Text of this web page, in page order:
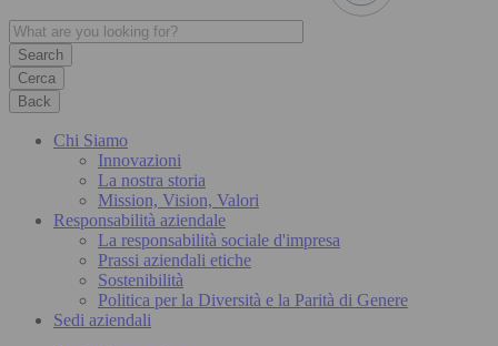
Cerca
Back
Chi Siamo
Innovazioni
La nostra storia
Mission, Vision, Valori
Responsabilità aziendale
La responsabilità sociale d'impresa
Prassi aziendali etiche
Sostenibilità
Politica per la Diversità e la Parità di Genere
Sedi aziendali